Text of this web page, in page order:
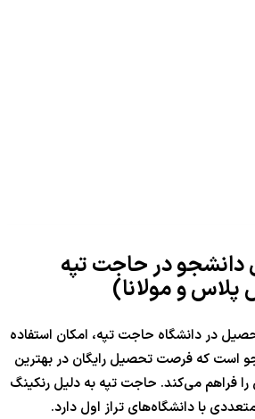
در حاجت تپه
پلاس و مولانا)
در دانشگاه حاجت تپه، امکان استفاده
است که فرصت تحصیل رایگان در بهترین
را فراهم می‌کند. حاجت تپه به دلیل رنکینگ
متعددی با دانشگاه‌های تراز اول دارد.